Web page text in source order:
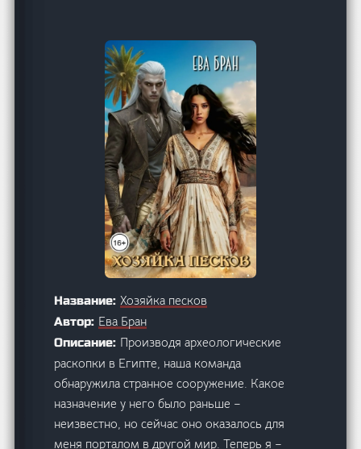
Название:Хозяйка песков
Автор: Ева Бран
Описание: Производя археологические
раскопки в Египте, наша команда
обнаружила странное сооружение. Какое
назначение у него было раньше –
неизвестно, но сейчас оно оказалось для
меня порталом в другой мир. Теперь я –